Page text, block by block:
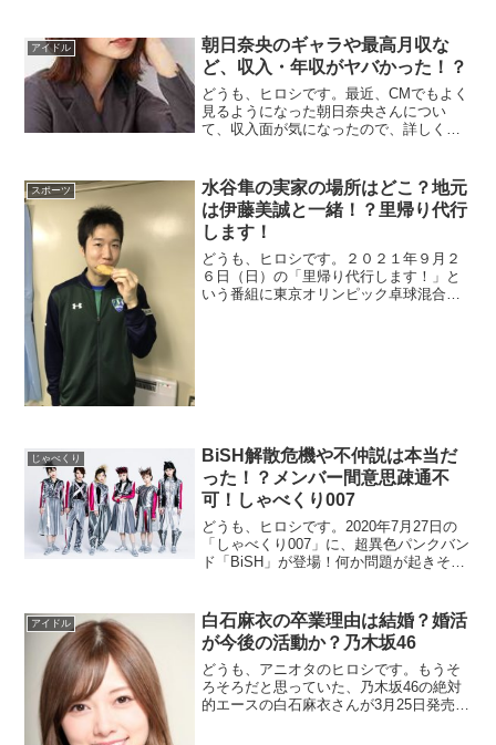
あざとさなどをまとめました。また、番
組企画の個人的感想や意見なども紹...
アイドル
朝日奈央のギャラや最高月収な
ど、収入・年収がヤバかった！？
どうも、ヒロシです。最近、CMでもよく
見るようになった朝日奈央さんについ
て、収入面が気になったので、詳しく調
イドル出身のバラドル？という立ち位置
なのでしょうか。ということで今回は、
朝日奈央さ...
スポーツ
水谷隼の実家の場所はどこ？地元
は伊藤美誠と一緒！？里帰り代行
します！
どうも、ヒロシです。２０２１年９月２
６日（日）の「里帰り代行します！」と
いう番組に東京オリンピック卓球混合ダ
じゃべくり
BiSH解散危機や不仲説は本当だ
った！？メンバー間意思疎通不
可！しゃべくり007
どうも、ヒロシです。2020年7月27日の
「しゃべくり007」に、超異色パンクバン
ド「BiSH」が登場！何か問題が起きそう
と、メンバー間の不仲説がささやかれて
います。そんなBiSHは今、芸能...
アイドル
白石麻衣の卒業理由は結婚？婚活
が今後の活動か？乃木坂46
どうも、アニオタのヒロシです。もうそ
ろそろだと思っていた、乃木坂46の絶対
的エースの白石麻衣さんが3月25日発売の